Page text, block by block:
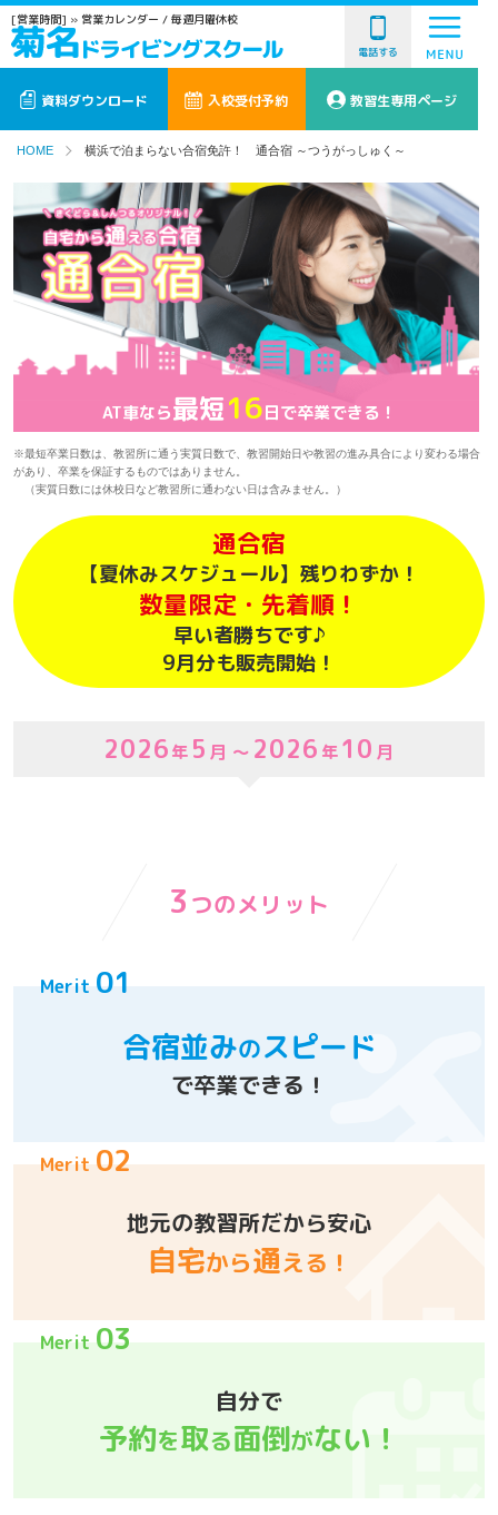
[営業時間] » 営業カレンダー / 毎週月曜休校
電話する
資料ダウンロード 入校受付予約 教習生専用ページ
HOME 横浜で泊まらない合宿免許！ 通合宿 ～つうがっしゅく～
AT車なら最短16日で卒業できる！
※最短卒業日数は、教習所に通う実質日数で、教習開始日や教習の進み具合により変わる場合
があり、卒業を保証するものではありません。
（実質日数には休校日など教習所に通わない日は含みません。）
通合宿
【夏休みスケジュール】残りわずか！
数量限定・先着順！
早い者勝ちです♪
9月分も販売開始！
2026年 5 月 ～ 2026 年10 月
3 つのメリット
Merit 01
合宿並みのスピード
で卒業できる！
Merit02
地元の教習所だから安心
自宅から通える！
Merit03
自分で
予約を取る面倒がない！